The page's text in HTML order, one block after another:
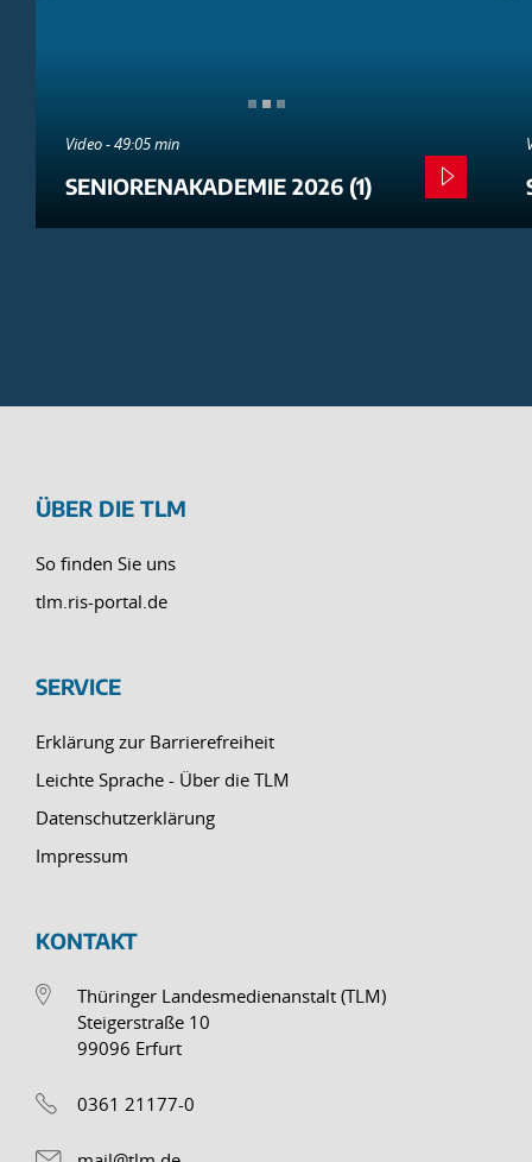
Video - 49:05 min
SENIORENAKADEMIE 2026 (1)
ÜBER DIE TLM
So finden Sie uns
tlm.ris-portal.de
SERVICE
Erklärung zur Barrierefreiheit
Leichte Sprache - Über die TLM
Datenschutzerklärung
Impressum
KONTAKT
Thüringer Landesmedienanstalt (TLM)
Steigerstraße 10
99096 Erfurt
0361 21177-0